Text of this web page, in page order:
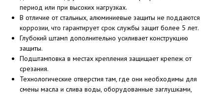
период или при высоких нагрузках.
В отличие от стальных, алюминиевые защиты не поддаются
коррозии, что гарантирует срок службы защит более 5 лет.
Глубокий штамп дополнительно усиливает конструкцию
защиты.
Подштамповка в местах крепления защищает крепеж от
срезания.
Технологические отверстия там, где они необходимы для
смены масла и слива воды, оборудованные заглушками,